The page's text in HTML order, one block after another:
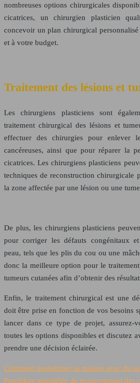
nombreuses options chirurgicales
cicatrices, un chirurgien plasticien
concevoir un plan chirurgical
et à votre budget.
Traitement des lésions et
Les chirurgiens plasticiens sont
traitement chirurgical des lésions et
effectuer des chirurgies pour enlever
cancéreuses, ainsi que pour réparer la
cicatrices. Les chirurgiens plasticiens
techniques de reconstruction chirurgicale
la zone affectée par une lésion ou une
De plus, les chirurgiens plasticiens
pour corriger les défauts congénitaux
peau, tels que les plis du cou ou une
donc la meilleure option pour le
tumeurs cutanées afin d’obtenir des
Enfin, le traitement chirurgical est une
doit être prise en fonction de vos besoins
lancer dans ce type de projet, assurez-
toutes les options disponibles et discutez
prendre une décision éclairée.
Comment moderniser sa maison avec du
Procédure simplifiée de recouvrement des